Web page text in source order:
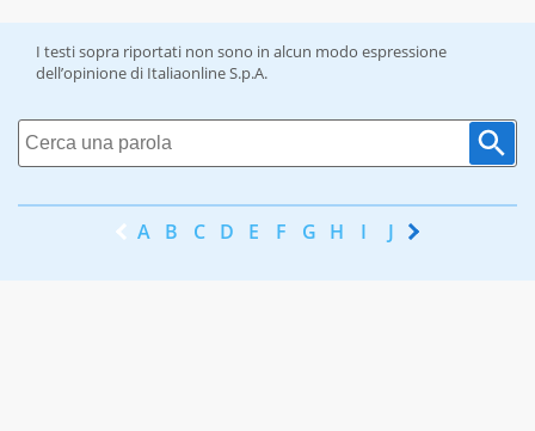
I testi sopra riportati non sono in alcun modo espressione
dell’opinione di Italiaonline S.p.A.
A B C D E F G H I J K